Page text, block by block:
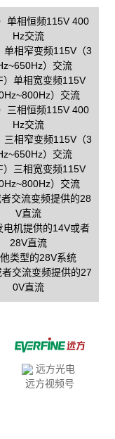
单相恒频115V 400
Hz交流
单相窄变频115V（3
）交流
）单相宽变频115V
）交流
三相恒频115V 400
Hz交流
三相窄变频115V（3
）交流
）三相宽变频115V
）交流
交流变频提供的28
V直流
电机提供的14V或者
28V直流
类型的28V系统
者交流变频提供的27
0V直流
远方视频号